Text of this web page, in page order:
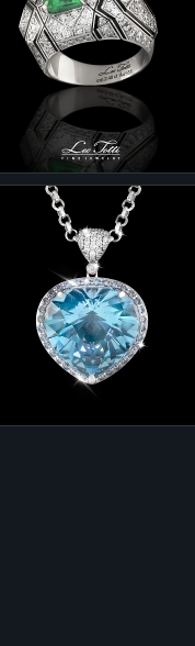
Серьги 2-0119 из белого
золота с полихромными
турмалинами и
бриллиантами
Золото 585 - 10,93 грамма
Турмалины - 6,1 карата
Бриллианты - 1,3 карата
1-0120/2
Кольцо 1-0120/2 из
белого золота с изумрудом,
бриллиантами и эмалью.
Золото 585 10,05 грамма
Изумруд 3/3 - 2,48 карата
Бриллианты 3/5 - 1,42